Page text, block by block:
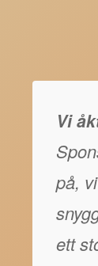
Vi
på,
ett